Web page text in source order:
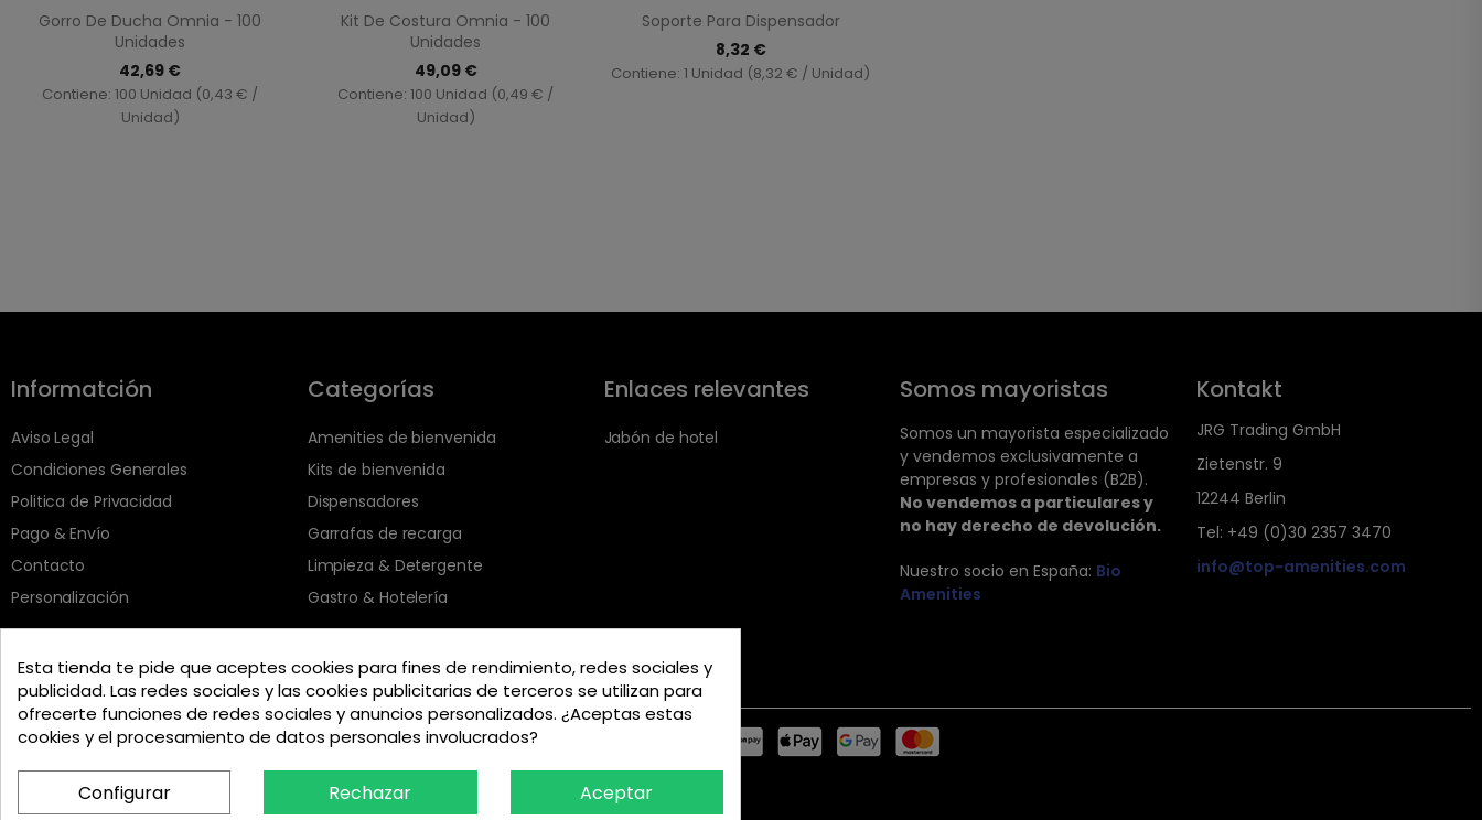
Vista rápida
Gorro De Ducha Omnia - 100
Unidades
42,69 €
Contiene: 100 Unidad (0,43 € /
Unidad)
Vista rápida
Kit De Costura Omnia - 100
Unidades
49,09 €
Contiene: 100 Unidad (0,49 € /
Unidad)
Vista rápida
Soporte Para Dispensador
8,32 €
Contiene: 1 Unidad (8,32 € / Unidad)
Informatción
Aviso Legal
Condiciones Generales
Politica de Privacidad
Pago & Envío
Contacto
Personalización
Categorías
Amenities de bienvenida
Kits de bienvenida
Dispensadores
Garrafas de recarga
Limpieza & Detergente
Gastro & Hotelería
Enlaces relevantes
Jabón de hotel
Somos mayoristas
Somos un mayorista especializado
y vendemos exclusivamente a
empresas y profesionales (B2B).
No vendemos a particulares y
no hay derecho de devolución.
Nuestro socio en España: Bio
Amenities
Kontakt
JRG Trading GmbH
Zietenstr. 9
12244 Berlin
Tel: +49 (0)30 2357 3470
info@top-amenities.com
Esta tienda te pide que aceptes cookies para fines de rendimiento, redes sociales y
publicidad. Las redes sociales y las cookies publicitarias de terceros se utilizan para
ofrecerte funciones de redes sociales y anuncios personalizados. ¿Aceptas estas
cookies y el procesamiento de datos personales involucrados?
Configurar Rechazar Aceptar